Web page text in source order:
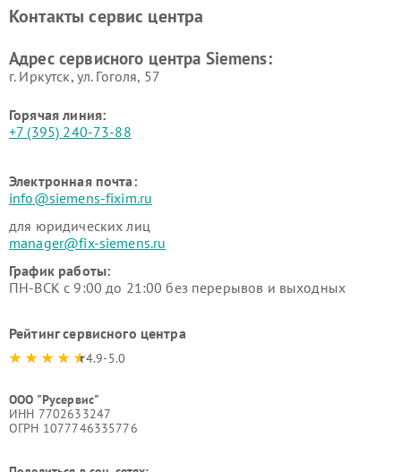
Siemens
Siemens
Siemens
Siemens
Контакты сервис центра
Адрес сервисного центра Siemens:
г. Иркутск, ул. ​Гоголя, 57
Горячая линия:
+7 (395) 240-73-88
Электронная почта:
info@siemens-fixim.ru
для юридических лиц
manager@fix-siemens.ru
График работы:
ПН-ВСК с 9:00 до 21:00 без перерывов и выходных
Рейтинг сервисного центра
4.9-5.0
ООО "Русервис"
ИНН 7702633247
ОГРН 1077746335776